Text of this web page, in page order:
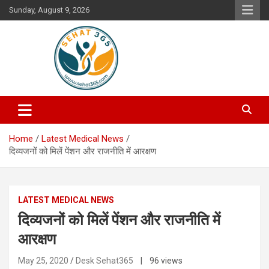
Skip
to
Sunday, August 9, 2026
Sehat365
Your's Complete Health Guide
Home
Latest Medical News
दिव्यजनों को मिलें पेंशन और राजनीति में आरक्षण
LATEST MEDICAL NEWS
दिव्यजनों को मिलें पेंशन और राजनीति में
आरक्षण
May 25, 2020 Desk Sehat365 | 96 views